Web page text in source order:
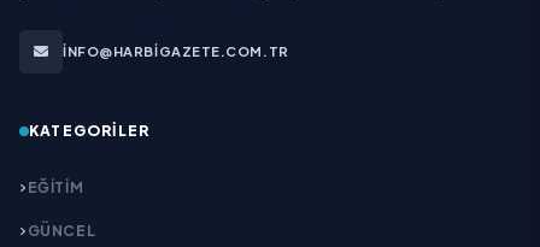
INFO@HARBIGAZETE.COM.TR
KATEGORILER
EĞITIM
GÜNCEL